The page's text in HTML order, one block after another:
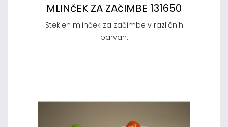
MLINčEK ZA ZAčIMBE 131650
Steklen mlinček za začimbe v različnih
barvah.